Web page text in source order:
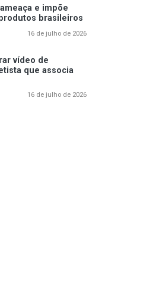
e impõe
brasileiros
16 de julho de 2026
vídeo de
que associa
16 de julho de 2026